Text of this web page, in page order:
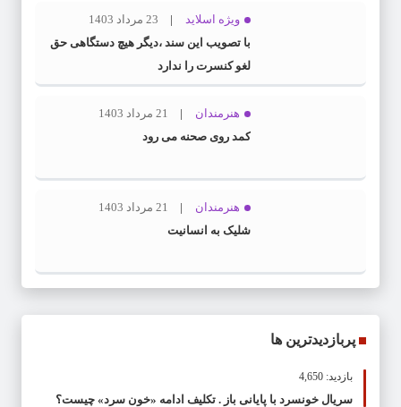
ویژه اسلاید
23 مرداد 1403
با تصویب این سند ،دیگر هیچ دستگاهی حق
لغو کنسرت را ندارد
هنرمندان
21 مرداد 1403
کمد روی صحنه می رود
هنرمندان
21 مرداد 1403
شلیک به انسانیت
پربازدیدترین ها
بازدید: 4,650
سریال خونسرد با پایانی باز . تکلیف ادامه «خون سرد» چیست؟